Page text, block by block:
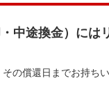
中途換金）には
の償還日までお持ち